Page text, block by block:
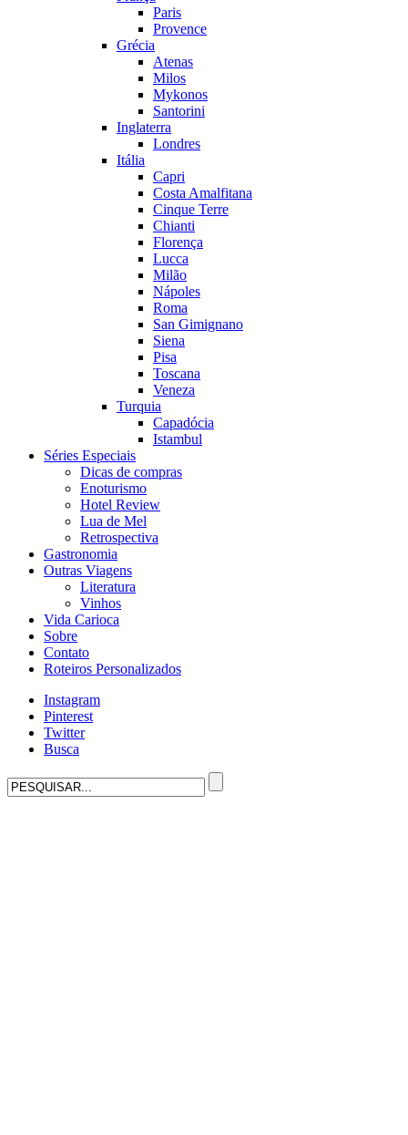
Paris
Provence
Grécia
Atenas
Milos
Mykonos
Santorini
Inglaterra
Londres
Itália
Capri
Costa Amalfitana
Cinque Terre
Chianti
Florença
Lucca
Milão
Nápoles
Roma
San Gimignano
Siena
Pisa
Toscana
Veneza
Turquia
Capadócia
Istambul
Séries Especiais
Dicas de compras
Enoturismo
Hotel Review
Lua de Mel
Retrospectiva
Gastronomia
Outras Viagens
Literatura
Vinhos
Vida Carioca
Sobre
Contato
Roteiros Personalizados
Instagram
Pinterest
Twitter
Busca